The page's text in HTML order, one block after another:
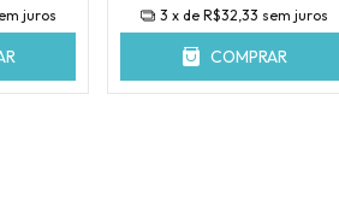
juros
3 x de R$32,33 sem juros
COMPRAR